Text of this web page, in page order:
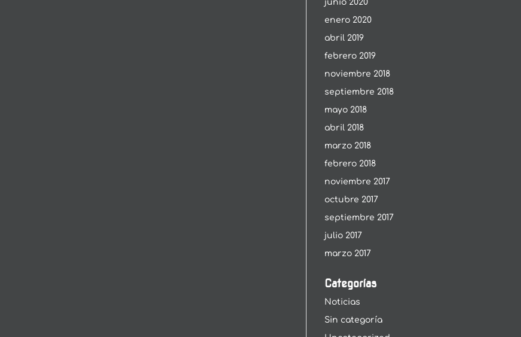
junio 2020
enero 2020
abril 2019
febrero 2019
noviembre 2018
septiembre 2018
mayo 2018
abril 2018
marzo 2018
febrero 2018
noviembre 2017
octubre 2017
septiembre 2017
julio 2017
marzo 2017
Categorías
Noticias
Sin categoría